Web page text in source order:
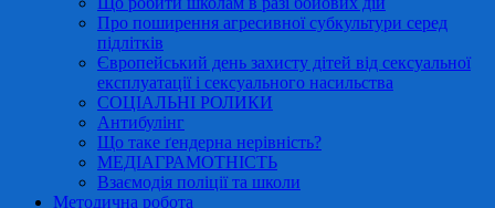
Про поширення агресивної субкультури серед
підлітків
Європейський день захисту дітей від сексуальної
експлуатації і сексуального насильства
СОЦІАЛЬНІ РОЛИКИ
Антибулінг
Що таке ґендерна нерівність?
МЕДІАГРАМОТНІСТЬ
Взаємодія поліції та школи
Методична робота